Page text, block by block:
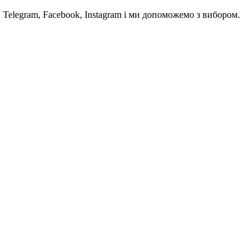
Facebook, Instagram і ми допоможемо з вибором.